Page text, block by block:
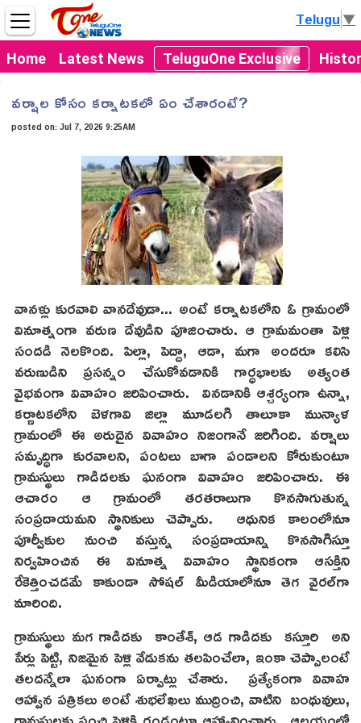
Home Latest News TeluguOne Exclusive
Telugu▼
వర్షాల కోసం కర్నాటకలో ఏం చేశారంటే?
posted on:Jul 7, 2026 9:25AM
వానళ్లు కురవాలి వానదేవుడా... అంటే కర్నాటకలోని ఓ గ్రామంలో
వినూత్నంగా వరుణ దేవుడిని పూజించారు. ఆ గ్రామమంతా పెళ్లి
సందడి నెలకొంది. పిల్లా, పెద్దా, ఆడా, మగా అందరూ కలిసి
వరుణుడిని ప్రసన్నం చేసుకోవడానికి గార్ధభాలకు అత్యంత
వైభవంగా వివాహం జరిపించారు. వినడానికి ఆశ్చర్యంగా ఉన్నా,
కర్ణాటకలోని బెళగావి జిల్లా మూడలగి తాలూకా మున్యాళ
గ్రామంలో ఈ అరుదైన వివాహం నిజంగానే జరిగింది. వర్షాలు
సమృద్ధిగా కురవాలని, పంటలు బాగా పండాలని కోరుకుంటూ
గ్రామస్థులు గాడిదలకు ఘనంగా వివాహం జరిపించారు. ఈ
ఆచారం ఆ గ్రామంలో తరతరాలుగా కొనసాగుతున్న
సంప్రదాయమని స్థానికులు చెప్పారు. ఆధునిక కాలంలోనూ
పూర్వీకుల నుంచి వస్తున్న సంప్రదాయాన్ని కొనసాగిస్తూ
నిర్వహించిన ఈ వినూత్న వివాహం స్థానికంగా ఆసక్తిని
రేకెత్తించడమే కాకుండా సోషల్ మీడియాలోనూ తెగ వైరల్‌గా
మారింది.
గ్రామస్థులు మగ గాడిదకు కాంతేశ్, ఆడ గాడిదకు కస్తూరి అని
పేర్లు పెట్టి, నిజమైన పెళ్లి వేడుకను తలపించేలా, ఇంకా చెప్పాలంటే
తలదన్నేలా ఘనంగా ఏర్పాట్లు చేశారు. ప్రత్యేకంగా వివాహ
ఆహ్వాన పత్రికలు అంటే శుభలేఖలు ముద్రించి, వాటిని బంధువులు,